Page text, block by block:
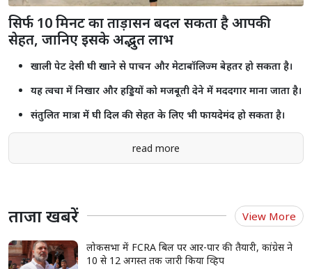
सिर्फ 10 मिनट का ताड़ासन बदल सकता है आपकी
सेहत, जानिए इसके अद्भुत लाभ
खाली पेट देसी घी खाने से पाचन और मेटाबॉलिज्म बेहतर हो सकता है।
यह त्वचा में निखार और हड्डियों को मजबूती देने में मददगार माना जाता है।
संतुलित मात्रा में घी दिल की सेहत के लिए भी फायदेमंद हो सकता है।
read more
ताजा खबरें View More
लोकसभा में FCRA बिल पर आर-पार की तैयारी, कांग्रेस ने
10 से 12 अगस्त तक जारी किया व्हिप